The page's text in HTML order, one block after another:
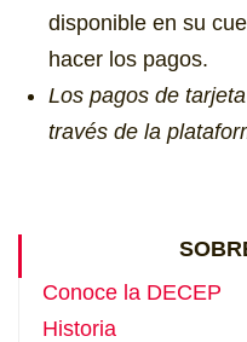
disponible en su
hacer los pagos.
Los pagos de
través de la
Conoce la DECEP
Historia